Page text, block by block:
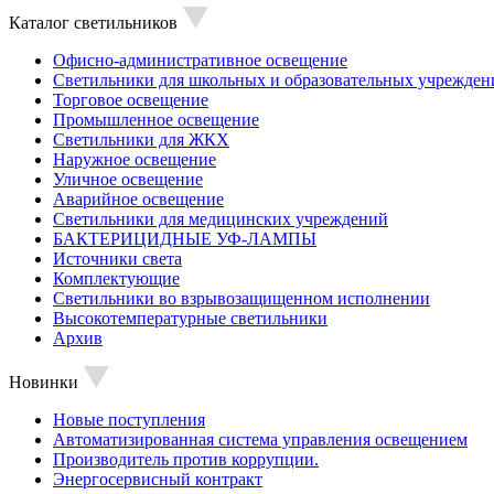
Каталог светильников
Офисно-административное освещение
Светильники для школьных и образовательных
Торговое освещение
Промышленное освещение
Светильники для ЖКХ
Наружное освещение
Уличное освещение
Аварийное освещение
Светильники для медицинских учреждений
БАКТЕРИЦИДНЫЕ УФ-ЛАМПЫ
Источники света
Комплектующие
Светильники во взрывозащищенном исполнении
Высокотемпературные светильники
Архив
Новинки
Новые поступления
Автоматизированная система управления освещением
Производитель против коррупции.
Энергосервисный контракт